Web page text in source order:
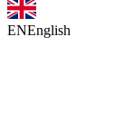
ENEnglish